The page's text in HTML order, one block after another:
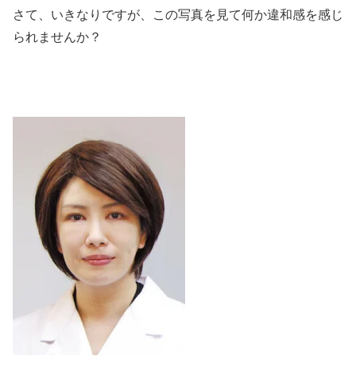
さて、いきなりですが、この写真を見て何か違和感を感じ
られませんか？